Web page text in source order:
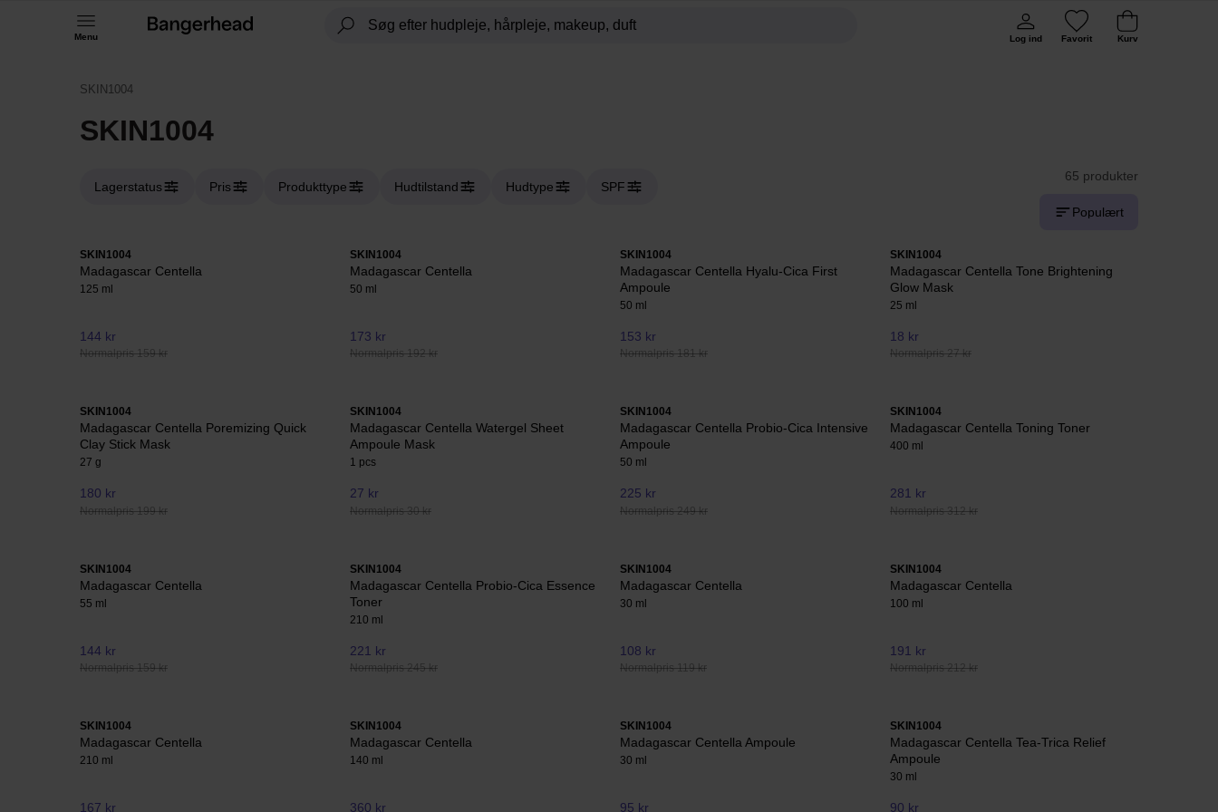
Menu Log ind Favorit Kurv
SKIN1004
SKIN1004
Lagerstatus Pris Produkttype Hudtilstand Hudtype SPF
65 produkter
Populært
SKIN1004
Madagascar Centella
125 ml
144 kr
Normalpris 159 kr
SKIN1004
Madagascar Centella
50 ml
173 kr
Normalpris 192 kr
SKIN1004
Madagascar Centella Hyalu-Cica First
Ampoule
50 ml
153 kr
Normalpris 181 kr
SKIN1004
Madagascar Centella Tone Brightening
Glow Mask
25 ml
18 kr
Normalpris 27 kr
SKIN1004
Madagascar Centella Poremizing Quick
Clay Stick Mask
27 g
180 kr
Normalpris 199 kr
SKIN1004
Madagascar Centella Watergel Sheet
Ampoule Mask
1 pcs
27 kr
Normalpris 30 kr
SKIN1004
Madagascar Centella Probio-Cica Intensive
Ampoule
50 ml
225 kr
Normalpris 249 kr
SKIN1004
Madagascar Centella Toning Toner
400 ml
281 kr
Normalpris 312 kr
SKIN1004
Madagascar Centella
55 ml
144 kr
Normalpris 159 kr
SKIN1004
Madagascar Centella Probio-Cica Essence
Toner
210 ml
221 kr
Normalpris 245 kr
SKIN1004
Madagascar Centella
30 ml
108 kr
Normalpris 119 kr
SKIN1004
Madagascar Centella
100 ml
191 kr
Normalpris 212 kr
SKIN1004
Madagascar Centella
210 ml
167 kr
SKIN1004
Madagascar Centella
140 ml
360 kr
SKIN1004
Madagascar Centella Ampoule
30 ml
95 kr
SKIN1004
Madagascar Centella Tea-Trica Relief
Ampoule
30 ml
90 kr